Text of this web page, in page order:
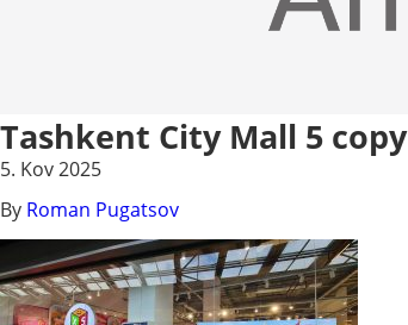
Tashkent City Mall 5 copy
5. Kov 2025
By Roman Pugatsov